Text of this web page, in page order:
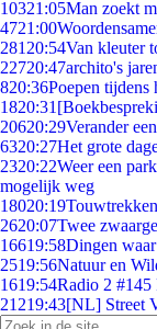
10321:05Man zoekt
4721:00
281 20:54Van kleuter
22720:47archito's
820:36Poepen tijdens
1820:31
20620:29Verander
6320:27Het grote
2320:22Weer een
mogelijk weg
18020:19
2620:07Twee
16619:58Dingen
2519:56Natuur en
1619:54Radio 2 #145
21219:43[NL] Street